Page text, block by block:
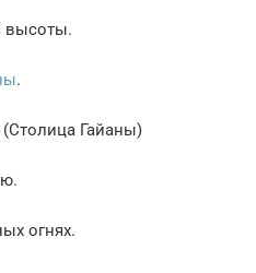
высоты.
.
Гайаны)
огнях.